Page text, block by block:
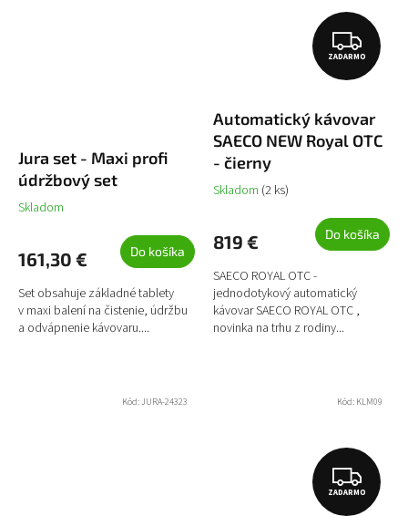
Jura set - Maxi profi
údržbový set
Skladom
161,30 € Do košíka
Set obsahuje základné tablety
v maxi balení na čistenie, údržbu
a odvápnenie kávovaru....
Z
A
A
R
O
ZADARMO
Automatický kávovar
SAECO NEW Royal OTC
- čierny
Skladom (2 ks)
819 € Do košíka
SAECO ROYAL OTC -
jednodotykový automatický
kávovar SAECO ROYAL OTC ,
novinka na trhu z rodiny...
Kód:JURA-24323
Z
A
ZADARMO
Kód: KLM09